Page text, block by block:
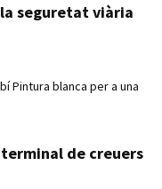
seguretat viària
Pintura blanca per a una
de creuers